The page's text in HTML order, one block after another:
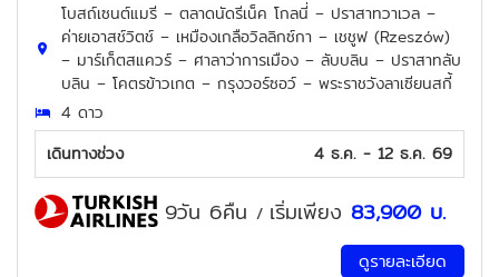
โบสถ์เซนต์แมรี – ตลาดนัดรีเน็ค โกลนี่ – ปราสาทวาเวล –
ค่ายเอาสช์วิตช์ – เหมืองเกลือวิลลิกซ์กา – เชชูฟ (Rzeszów)
– มาร์เก็ตสแควร์ – ศาลาว่าการเมือง – ลับบลิน – ปราสาทลับ
บลิน – โคตรข้าวเกต – กรุงวอร์ซอว์ – พระราชวังลาเซียนสกี้
4 ดาว
เดินทางช่วง
4 ธ.ค. - 12 ธ.ค. 69
9วัน 6คืน / เริ่มเพียง 83,900 บ.
ดูรายละเอียด